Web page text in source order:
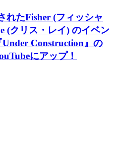
れたFisher (フィッシャ
(クリス・レイ) のイベン
Under Construction』の
にアップ！